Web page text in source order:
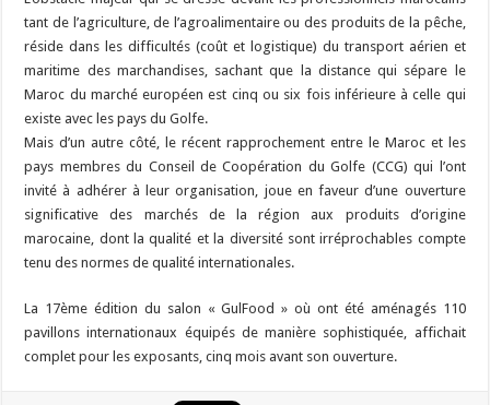
tant de l’agriculture, de l’agroalimentaire ou des produits de la pêche,
réside dans les difficultés (coût et logistique) du transport aérien et
maritime des marchandises, sachant que la distance qui sépare le
Maroc du marché européen est cinq ou six fois inférieure à celle qui
existe avec les pays du Golfe.
Mais d’un autre côté, le récent rapprochement entre le Maroc et les
pays membres du Conseil de Coopération du Golfe (CCG) qui l’ont
invité à adhérer à leur organisation, joue en faveur d’une ouverture
significative des marchés de la région aux produits d’origine
marocaine, dont la qualité et la diversité sont irréprochables compte
tenu des normes de qualité internationales.
La 17ème édition du salon « GulFood » où ont été aménagés 110
pavillons internationaux équipés de manière sophistiquée, affichait
complet pour les exposants, cinq mois avant son ouverture.